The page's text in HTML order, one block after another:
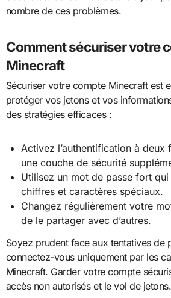
nombre de ces problèmes.
Comment sécuriser votre
Minecraft
Sécuriser votre compte Minecraft est
protéger vos jetons et vos
des stratégies efficaces :
Activez l’authentification à deux
une couche de sécurité
Utilisez un mot de passe fort
chiffres et caractères spéciaux.
Changez régulièrement votre
de le partager avec d’autres.
Soyez prudent face aux tentatives de
connectez-vous uniquement par les
Minecraft. Garder votre compte
accès non autorisés et le vol de jetons.